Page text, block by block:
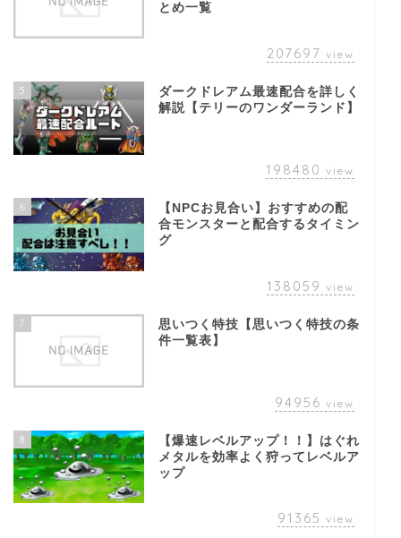
とめ一覧
207697 view
5
ダークドレアム最速配合を詳しく
解説【テリーのワンダーランド】
198480 view
6
【NPCお見合い】おすすめの配
合モンスターと配合するタイミン
グ
138059 view
7
思いつく特技【思いつく特技の条
件一覧表】
94956 view
8
【爆速レベルアップ！！】はぐれ
メタルを効率よく狩ってレベルア
ップ
91365 view